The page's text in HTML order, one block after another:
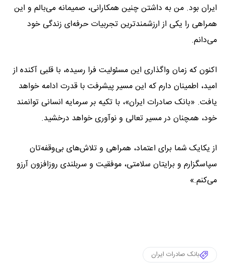
ایران بود. من به داشتن چنین همکارانی، صمیمانه می‌بالم و این
همراهی را یکی از ارزشمندترین تجربیات حرفه‌ای زندگی خود
می‌دانم.
اکنون که زمان واگذاری این مسئولیت فرا رسیده، با قلبی آکنده از
امید، اطمینان دارم که این مسیر پیشرفت با قدرت ادامه خواهد
یافت. «بانک صادرات ایران»، با تکیه بر سرمایه انسانی توانمند
خود، همچنان در مسیر تعالی و نوآوری خواهد درخشید.
از یکایک شما برای اعتماد، همراهی و تلاش‌های بی‌وقفه‌تان
سپاسگزارم و برایتان سلامتی، موفقیت و سربلندی روزافزون آرزو
می‌کنم.»
بانک صادرات ایران